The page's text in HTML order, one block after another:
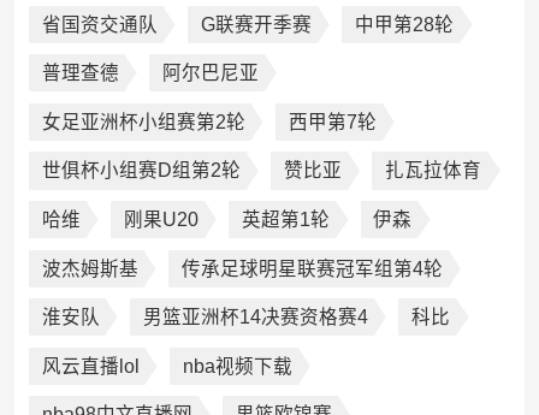
省国资交通队 G联赛开季赛 中甲第28轮
普理查德 阿尔巴尼亚
女足亚洲杯小组赛第2轮 西甲第7轮
世俱杯小组赛D组第2轮 赞比亚 扎瓦拉体育
哈维 刚果U20 英超第1轮 伊森
波杰姆斯基 传承足球明星联赛冠军组第4轮
淮安队 男篮亚洲杯14决赛资格赛4 科比
风云直播lol nba视频下载